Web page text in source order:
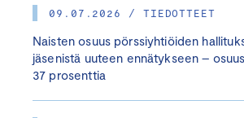
09.07.2026 / TIEDOTTEET
Naisten osuus pörssiyhtiöiden
jäsenistä uuteen ennätykseen –
37 prosenttia